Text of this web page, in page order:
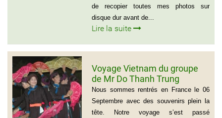
de recopier toutes mes photos sur
disque dur avant de...
Lire la suite
Voyage Vietnam du groupe
de Mr Do Thanh Trung
Nous sommes rentrés en France le 06
Septembre avec des souvenirs plein la
tête. Notre voyage s’est passé